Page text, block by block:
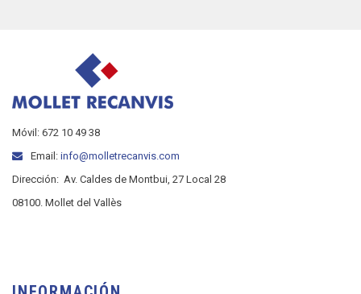
Móvil: 672 10 49 38
Email: info@molletrecanvis.com
Dirección: Av. Caldes de Montbui, 27 Local 28
08100. Mollet del Vallès